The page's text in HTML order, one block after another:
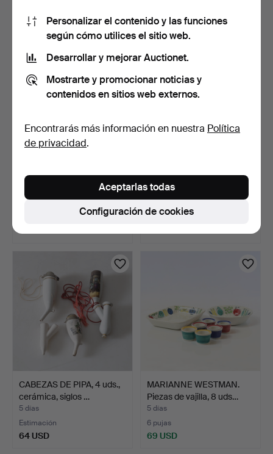
64 USD 64 USD
FUENTE, porcelana,
64 USD
CERÁMICA, 3 piezas, entre
ellas "Mon amie"…
Estimación
CABEZAS DE PIPA, 4 uds.,
cerámica, siglos …
5 días
Estimación
64 USD
MARIANNE WESTMAN.
Piezas de vajilla, 8 uds…
5 días
6 pujas
69 USD
Personalizar el contenido y las funciones
según cómo utilices el sitio web.
Desarrollar y mejorar Auctionet.
Mostrarte y promocionar noticias y
contenidos en sitios web externos.
Encontrarás más información en nuestra Política
de privacidad.
Configuración de cookies
Aceptarlas todas